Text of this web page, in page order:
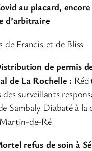
au placard,
d’arbitraire
de Francis et de Bliss
de permis
de La Rochelle :
des surveillants
Sambaly Diabaté à la
de-Ré
refus de soin à